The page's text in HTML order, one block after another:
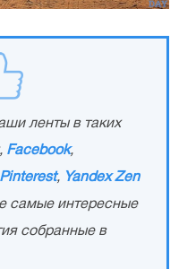
ленты в таких
Facebook,
Pinterest, Yandex Zen
самые интересные
собранные в